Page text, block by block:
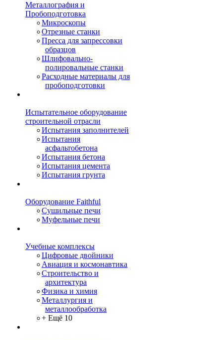
Металлография и
Пробоподготовка
Микроскопы
Отрезные станки
Пресса для запрессовки
образцов
Шлифовально-
полировальные станки
Расходные материалы для
пробоподготовки
Испытательное оборудование
строительной отрасли
Испытания заполнителей
Испытания
асфальтобетона
Испытания бетона
Испытания цемента
Испытания грунта
Оборудование Faithful
Сушильные печи
Муфельные печи
Учебные комплексы
Цифровые двойники
Авиация и космонавтика
Строительство и
архитектура
Физика и химия
Металлургия и
металлообработка
+ Ещё 10